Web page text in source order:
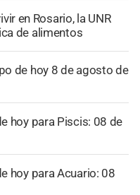
en Rosario, la UNR
de alimentos
de hoy 8 de agosto de
hoy para Piscis: 08 de
hoy para Acuario: 08